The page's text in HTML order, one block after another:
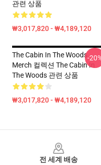
관련 상품
₩3,017,820 - ₩4,189,120
The Cabin In The Woods
Merch 컬렉션 The Cabin In
The Woods 관련 상품
₩3,017,820 - ₩4,189,120
-
전 세계 배송